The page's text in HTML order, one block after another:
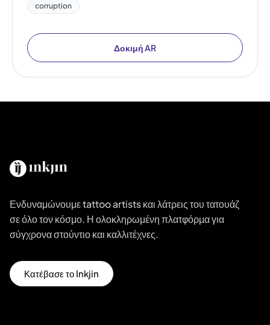
corruption
Δοκιμή AR
Ενδυναμώνουμε tattoo artists και λάτρεις του τατουάζ
σε όλο τον κόσμο. Η ολοκληρωμένη πλατφόρμα για
σύγχρονα στούντιο και καλλιτέχνες.
Κατέβασε το Inkjin